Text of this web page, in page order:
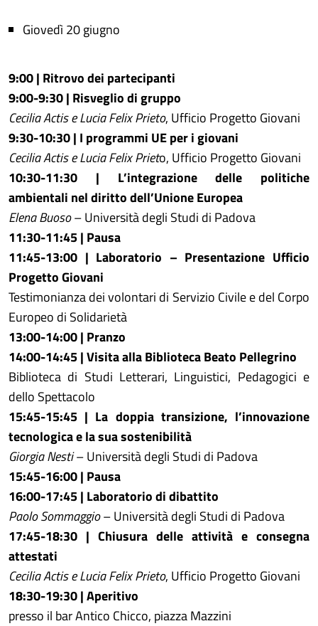
Giovedì 20 giugno
9:00 | Ritrovo dei partecipanti
9:00-9:30 | Risveglio di gruppo
Cecilia Actis e Lucia Felix Prieto, Ufficio Progetto Giovani
9:30-10:30 | I programmi UE per i giovani
Cecilia Actis e Lucia Felix Prieto, Ufficio Progetto Giovani
10:30-11:30 | L’integrazione delle politiche
ambientali nel diritto dell’Unione Europea
Elena Buoso– Università degli Studi di Padova
11:30-11:45 | Pausa
11:45-13:00 | Laboratorio – Presentazione Ufficio
Progetto Giovani
Testimonianza dei volontari di Servizio Civile e del Corpo
Europeo di Solidarietà
13:00-14:00 | Pranzo
14:00-14:45 | Visita alla Biblioteca Beato Pellegrino
Biblioteca di Studi Letterari, Linguistici, Pedagogici e
dello Spettacolo
15:45-15:45 | La doppia transizione, l’innovazione
tecnologica e la sua sostenibilità
Giorgia Nesti– Università degli Studi di Padova
15:45-16:00 | Pausa
16:00-17:45 | Laboratorio di dibattito
Paolo Sommaggio– Università degli Studi di Padova
17:45-18:30 | Chiusura delle attività e consegna
attestati
Cecilia Actis e Lucia Felix Prieto, Ufficio Progetto Giovani
18:30-19:30 | Aperitivo
presso il bar Antico Chicco, piazza Mazzini